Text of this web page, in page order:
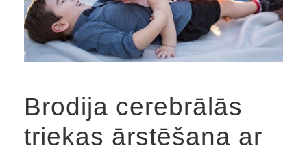
Brodija cerebrālās
triekas ārstēšana ar